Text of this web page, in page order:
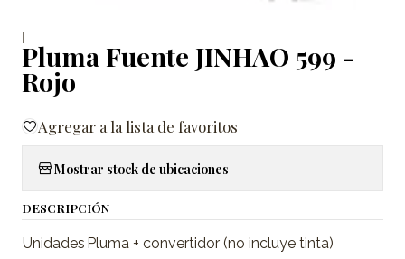
|
Pluma Fuente JINHAO 599 -
Rojo
Agregar a la lista de favoritos
Mostrar stock de ubicaciones
DESCRIPCIÓN
Unidades Pluma + convertidor (no incluye tinta)